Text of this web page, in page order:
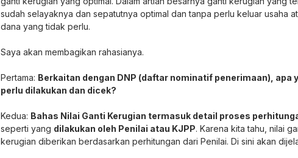
sudah selayaknya dan sepatutnya optimal dan tanpa perlu keluar usaha
dana yang tidak perlu.
Saya akan membagikan rahasianya.
Pertama: Berkaitan dengan DNP (daftar nominatif penerimaan), apa
perlu dilakukan dan dicek?
Kedua: Bahas Nilai Ganti Kerugian termasuk detail proses
seperti yang dilakukan oleh Penilai atau KJPP. Karena kita tahu, nilai
kerugian diberikan berdasarkan perhitungan dari Penilai. Di sini akan